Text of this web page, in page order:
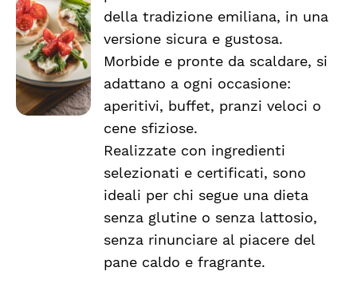
PRODOTTO
HA
PIÙ
VARIANTI.
LE
OPZIONI
POSSONO
DETTAGLI
della tradizione emiliana, in una
versione sicura e gustosa.
Morbide e pronte da scaldare, si
adattano a ogni occasione:
aperitivi, buffet, pranzi veloci o
cene sfiziose.
Realizzate con ingredienti
selezionati e certificati, sono
ideali per chi segue una dieta
senza glutine o senza lattosio,
senza rinunciare al piacere del
pane caldo e fragrante.